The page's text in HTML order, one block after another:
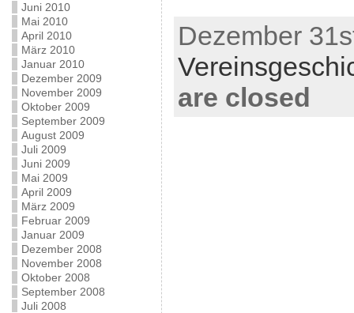
Juni 2010
Mai 2010
April 2010
März 2010
Januar 2010
Dezember 2009
November 2009
Oktober 2009
September 2009
August 2009
Juli 2009
Juni 2009
Mai 2009
April 2009
März 2009
Februar 2009
Januar 2009
Dezember 2008
November 2008
Oktober 2008
September 2008
Juli 2008
Dezember
are closed